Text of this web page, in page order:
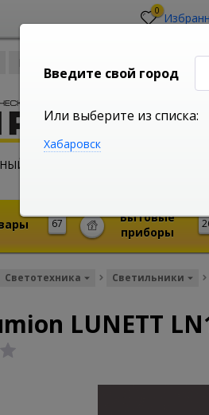
0
ИНТЕРНЕТ МАГАЗИН
67
Бытовые
приборы
Светотехника Светильники
LUNETT
Введите свой город
Или выберите из списка:
Хабаровск